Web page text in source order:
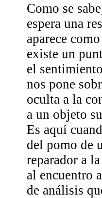
Como se
espera una
aparece
existe un
el
nos pone
oculta a la
a un objeto
Es aquí
del pomo de
reparador a
al encuentro
de análisis